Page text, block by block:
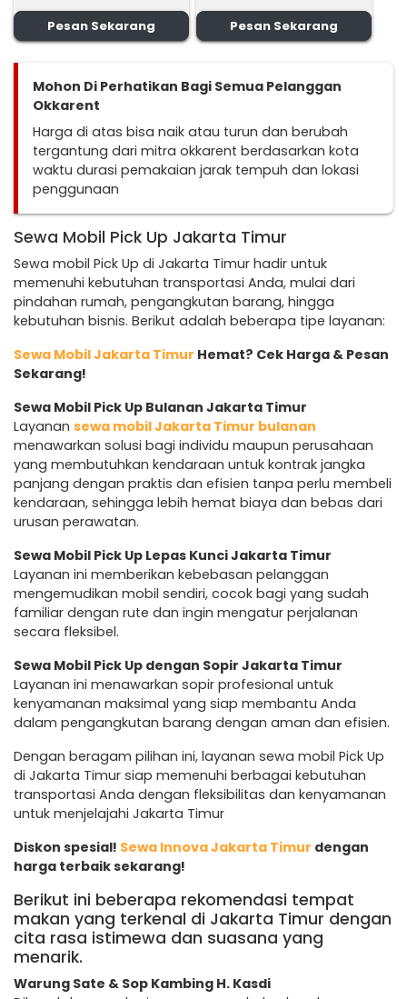
Pesan Sekarang Pesan Sekarang
Mohon Di Perhatikan Bagi Semua Pelanggan
Okkarent
Harga di atas bisa naik atau turun dan berubah
tergantung dari mitra okkarent berdasarkan kota
waktu durasi pemakaian jarak tempuh dan lokasi
penggunaan
Sewa Mobil Pick Up Jakarta Timur
Sewa mobil Pick Up di Jakarta Timur hadir untuk
memenuhi kebutuhan transportasi Anda, mulai dari
pindahan rumah, pengangkutan barang, hingga
kebutuhan bisnis. Berikut adalah beberapa tipe layanan:
Sewa Mobil Jakarta Timur Hemat? Cek Harga & Pesan
Sekarang!
Sewa Mobil Pick Up Bulanan Jakarta Timur
Layanan sewa mobil Jakarta Timur bulanan
menawarkan solusi bagi individu maupun perusahaan
yang membutuhkan kendaraan untuk kontrak jangka
panjang dengan praktis dan efisien tanpa perlu membeli
kendaraan, sehingga lebih hemat biaya dan bebas dari
urusan perawatan.
Sewa Mobil Pick Up Lepas Kunci Jakarta Timur
Layanan ini memberikan kebebasan pelanggan
mengemudikan mobil sendiri, cocok bagi yang sudah
familiar dengan rute dan ingin mengatur perjalanan
secara fleksibel.
Sewa Mobil Pick Up dengan Sopir Jakarta Timur
Layanan ini menawarkan sopir profesional untuk
kenyamanan maksimal yang siap membantu Anda
dalam pengangkutan barang dengan aman dan efisien.
Dengan beragam pilihan ini, layanan sewa mobil Pick Up
di Jakarta Timur siap memenuhi berbagai kebutuhan
transportasi Anda dengan fleksibilitas dan kenyamanan
untuk menjelajahi Jakarta Timur
Diskon spesial! Sewa Innova Jakarta Timur dengan
harga terbaik sekarang!
Berikut ini beberapa rekomendasi tempat
makan yang terkenal di Jakarta Timur dengan
cita rasa istimewa dan suasana yang
menarik.
Warung Sate & Sop Kambing H. Kasdi